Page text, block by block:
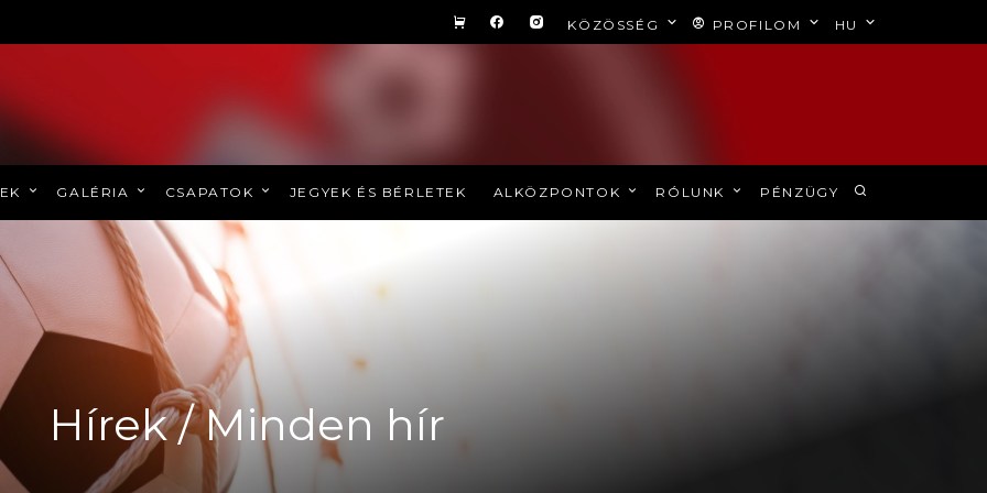
KÖZÖSSÉG PROFILOM HU
GALÉRIA CSAPATOK JEGYEK ÉS BÉRLETEK ALKÖZPONTOK RÓLUNK PÉNZÜGY
Hírek / Minden hír